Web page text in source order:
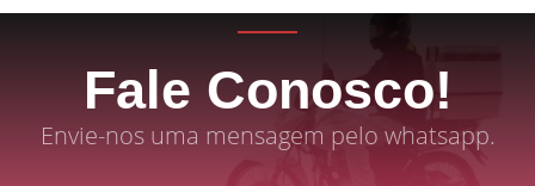
Fale Conosco!
Envie-nos uma mensagem pelo whatsapp.